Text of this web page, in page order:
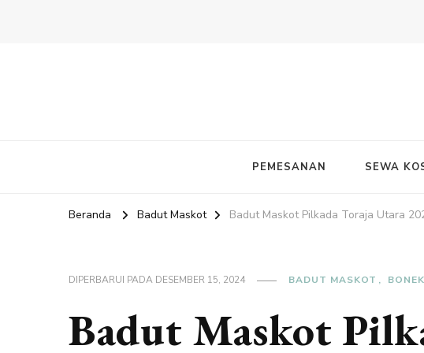
PEMESANAN SEWA
Beranda Badut Maskot Badut Maskot Pilkada Toraja Utara
DIPERBARUI PADA DESEMBER 15, 2024 BADUT MASKOT
Badut Maskot